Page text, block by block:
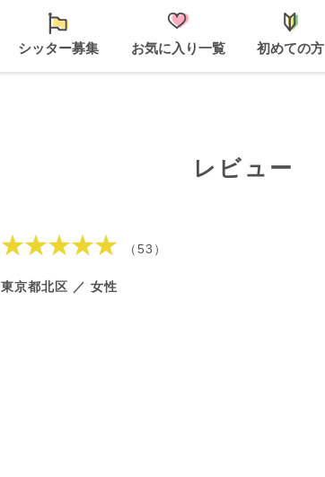
シッター募集 お気に入り一覧 初めての方
レビュー
★★★★★ （53）
東京都北区 ／ 女性